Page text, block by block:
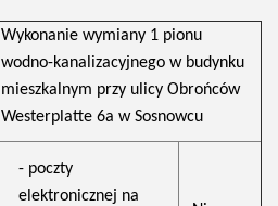
Wykonanie wymiany 1 pionu
wodno-kanalizacyjnego w budynku
mieszkalnym przy ulicy Obrońców
Westerplatte 6a w Sosnowcu
- poczty
elektronicznej na